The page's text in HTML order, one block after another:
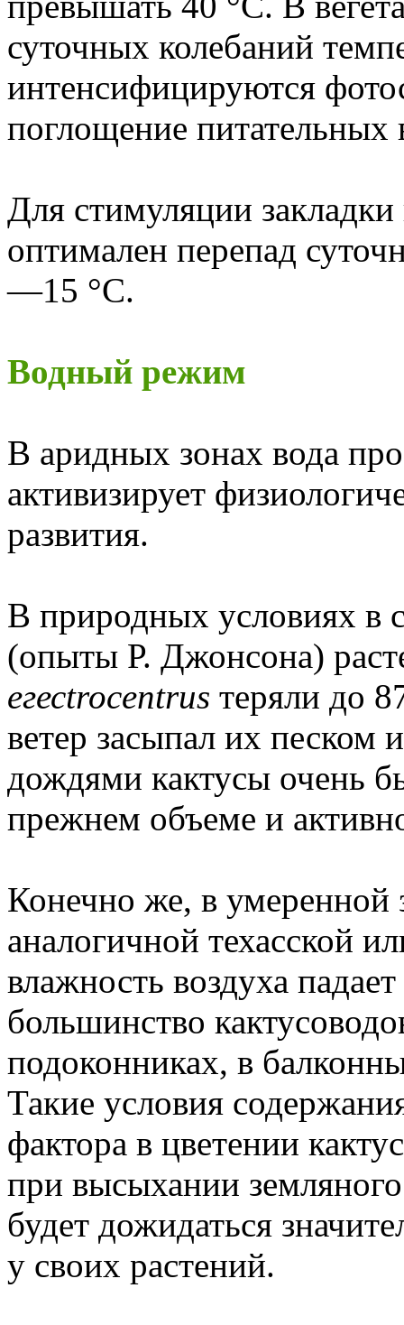
суточных колебаний
интенсифицируются
поглощение питательных
Для стимуляции
оптимален перепад
—15 °С.
Водный режим
В аридных зонах вода
активизирует
развития.
В природных условиях в
(опыты Р. Джонсона)
егесtrocentrus теряли до
ветер засыпал их
дождями кактусы очень
прежнем объеме и
Конечно же, в умеренной
аналогичной техасской
влажность воздуха
большинство
подоконниках, в
Такие условия
фактора в цветении
при высыхании
будет дожидаться
у своих растений.